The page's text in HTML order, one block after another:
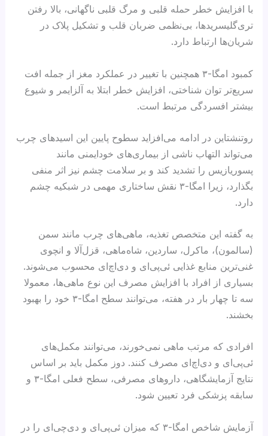
با افزایش خطر حمله قلبی و مرگ قلبی ناگهانی، بالا رفتن
تری‌گلیسریدها، بی‌نظمی ضربان قلب و تشکیل پلاک در
شریان‌ها ارتباط دارد.
کمبود امگا-۳ همچنین با تغییر در عملکرد مغز از جمله افت
سریع‌تر توان شناختی، افزایش خطر ابتلا به آلزایمر و شیوع
بیشتر افسردگی مرتبط است.
روتنشتاین در ادامه می‌افزاید سطوح پایین این اسیدهای چرب
می‌تواند التهاب ناشی از بیماری‌های خودایمنی مانند
پسوریازیس را تشدید کند و بر سلامت چشم نیز اثر منفی
بگذارد، زیرا امگا-۳ نقش ساختاری مهمی در شبکیه چشم
دارد.
به گفته این متخصص تغذیه، ماهی‌های چرب مانند سمن
(سالمون)، ماکرل، ساردین، شاه‌ماهی، قزل‌آلا و انچوی
غنی‌ترین منابع غذایی ئی‌پی‌ای و دی‌اچ‌ای محسوب می‌شوند.
بسیاری از افراد با افزایش مصرف این نوع ماهی‌ها، معمولا
سه تا چهار بار در هفته، می‌توانند سطح امگا-۳ خود را بهبود
بخشند.
افرادی که مرتب ماهی نمی‌خورند، می‌توانند مکمل‌های
ئی‌پی‌ای و دی‌اچ‌ای مصرف کنند. دوز مکمل‌ باید بر اساس
نتایج آزمایشگاهی، داروهای مصرفی، سطح فعلی امگا-۳ و
سابقه پزشکی فرد تعیین شود.
آزمایش شاخص امگا-۳ که میزان ئی‌پی‌ای و دی‌چی‌ای را در